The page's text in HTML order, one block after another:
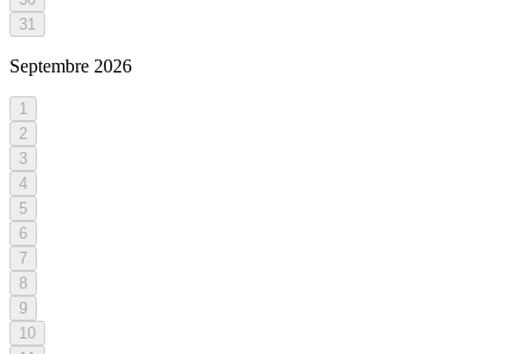
31
Septembre 2026
1
2
3
4
5
6
7
8
9
10